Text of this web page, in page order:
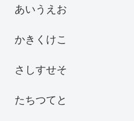
あいうえお
かきくけこ
さしすせそ
たちつてと